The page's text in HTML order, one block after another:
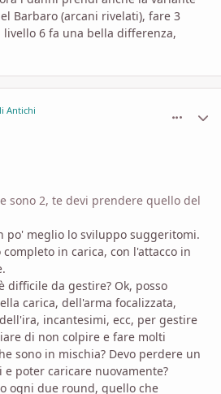
Barbaro (arcani rivelati), fare 3
livello 6 fa una bella differenza,
Antichi
sono 2, te devi prendere quello del
po' meglio lo sviluppo suggeritomi.
in carica, con l'attacco in
difficile da gestire? Ok, posso
carica, dell'arma focalizzata,
incantesimi, ecc, per gestire
di non colpire e fare molti
sono in mischia? Devo perdere un
poter caricare nuovamente?
ogni due round, quello che